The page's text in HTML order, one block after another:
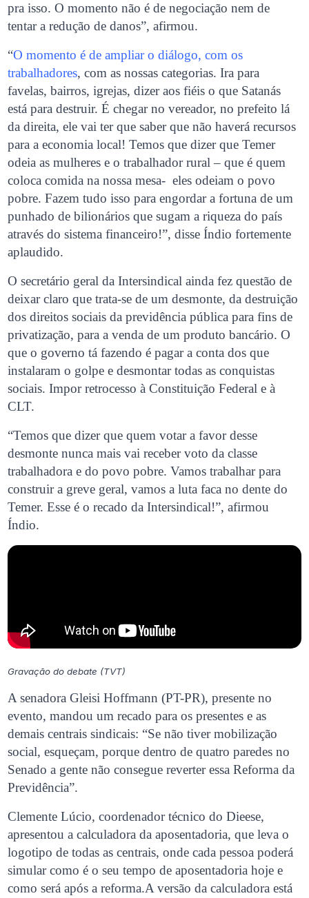
pra isso. O momento não é de negociação nem de
tentar a redução de danos”, afirmou.
“O momento é de ampliar o diálogo, com os
trabalhadores, com as nossas categorias. Ira para
favelas, bairros, igrejas, dizer aos fiéis o que Satanás
está para destruir. É chegar no vereador, no prefeito lá
da direita, ele vai ter que saber que não haverá recursos
para a economia local! Temos que dizer que Temer
odeia as mulheres e o trabalhador rural – que é quem
coloca comida na nossa mesa- eles odeiam o povo
pobre. Fazem tudo isso para engordar a fortuna de um
punhado de bilionários que sugam a riqueza do país
através do sistema financeiro!”, disse Índio fortemente
aplaudido.
O secretário geral da Intersindical ainda fez questão de
deixar claro que trata-se de um desmonte, da destruição
dos direitos sociais da previdência pública para fins de
privatização, para a venda de um produto bancário. O
que o governo tá fazendo é pagar a conta dos que
instalaram o golpe e desmontar todas as conquistas
sociais. Impor retrocesso à Constituição Federal e à
CLT.
“Temos que dizer que quem votar a favor desse
desmonte nunca mais vai receber voto da classe
trabalhadora e do povo pobre. Vamos trabalhar para
construir a greve geral, vamos a luta faca no dente do
Temer. Esse é o recado da Intersindical!”, afirmou
Índio.
Gravação do debate (TVT)
A senadora Gleisi Hoffmann (PT-PR), presente no
evento, mandou um recado para os presentes e as
demais centrais sindicais: “Se não tiver mobilização
social, esqueçam, porque dentro de quatro paredes no
Senado a gente não consegue reverter essa Reforma da
Previdência”.
Clemente Lúcio, coordenador técnico do Dieese,
apresentou a calculadora da aposentadoria, que leva o
logotipo de todas as centrais, onde cada pessoa poderá
simular como é o seu tempo de aposentadoria hoje e
como será após a reforma.A versão da calculadora está